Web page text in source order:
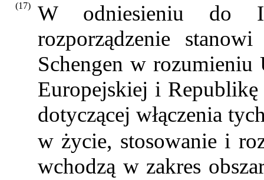
(17)
W odniesieniu do
rozporządzenie
Schengen w
Europejskiej i
dotyczącej włączenia
w życie, stosowanie i
wchodzą w zakres